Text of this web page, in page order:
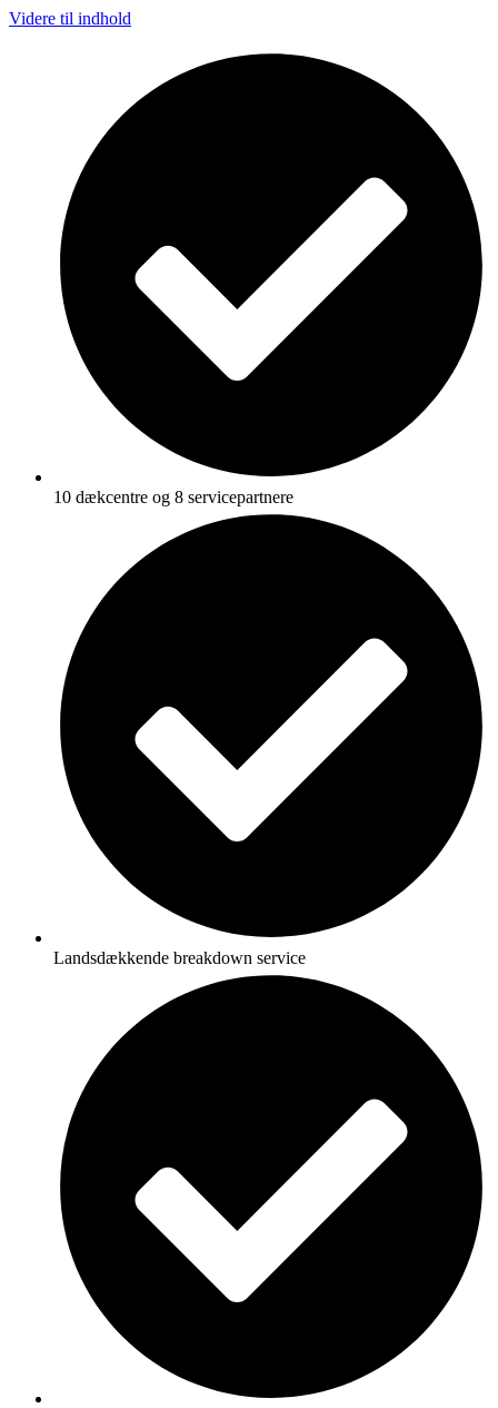
Videre til indhold
10 dækcentre og 8 servicepartnere
Landsdækkende breakdown service